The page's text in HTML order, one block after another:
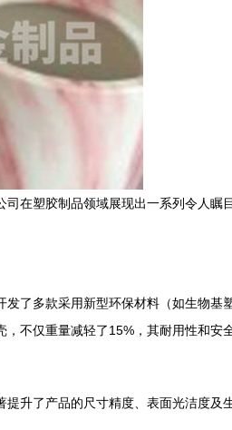
在塑胶制品领域展现出一系列令人瞩
了多款采用新型环保材料（如生物基
不仅重量减轻了15%，其耐用性和安
升了产品的尺寸精度、表面光洁度及